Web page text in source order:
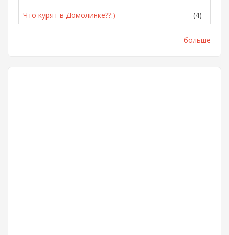
Что курят в Домолинке??:) (4)
больше